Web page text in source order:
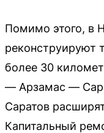
Помимо этого, в
реконструируют
более 30
— Арзамас —
Саратов
Капитальный